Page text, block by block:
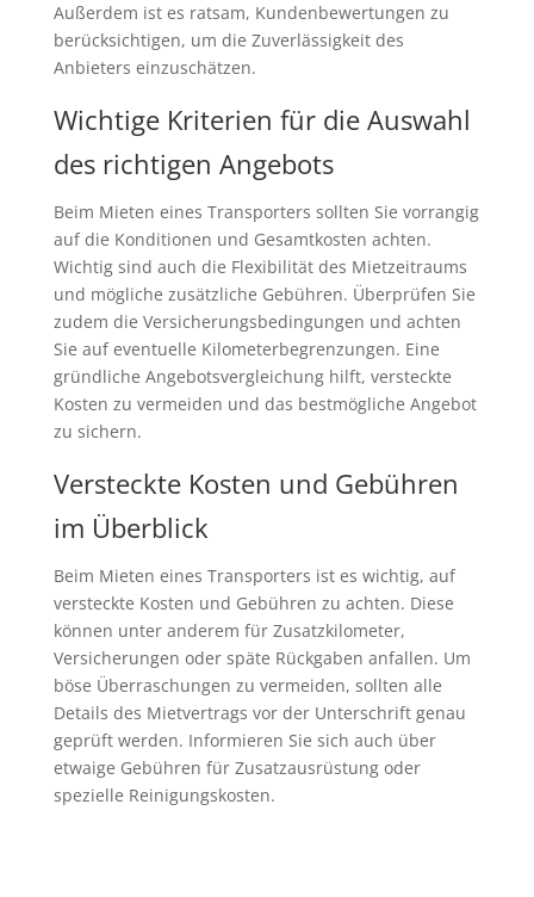
Außerdem ist es ratsam, Kundenbewertungen zu
berücksichtigen, um die Zuverlässigkeit des
Anbieters einzuschätzen.
Wichtige Kriterien für die Auswahl
des richtigen Angebots
Beim Mieten eines Transporters sollten Sie vorrangig
auf die Konditionen und Gesamtkosten achten.
Wichtig sind auch die Flexibilität des Mietzeitraums
und mögliche zusätzliche Gebühren. Überprüfen Sie
zudem die Versicherungsbedingungen und achten
Sie auf eventuelle Kilometerbegrenzungen. Eine
gründliche Angebotsvergleichung hilft, versteckte
Kosten zu vermeiden und das bestmögliche Angebot
zu sichern.
Versteckte Kosten und Gebühren
im Überblick
Beim Mieten eines Transporters ist es wichtig, auf
versteckte Kosten und Gebühren zu achten. Diese
können unter anderem für Zusatzkilometer,
Versicherungen oder späte Rückgaben anfallen. Um
böse Überraschungen zu vermeiden, sollten alle
Details des Mietvertrags vor der Unterschrift genau
geprüft werden. Informieren Sie sich auch über
etwaige Gebühren für Zusatzausrüstung oder
spezielle Reinigungskosten.